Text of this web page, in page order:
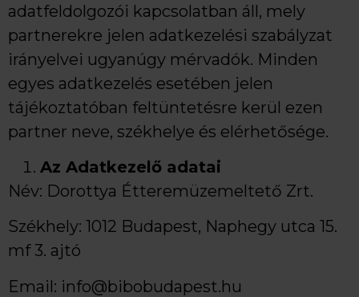
adatfeldolgozói kapcsolatban áll, mely
partnerekre jelen adatkezelési szabályzat
irányelvei ugyanúgy mérvadók. Minden
egyes adatkezelés esetében jelen
tájékoztatóban feltüntetésre kerül ezen
partner neve, székhelye és elérhetősége.
Az Adatkezelő adatai
Név: Dorottya Étteremüzemeltető Zrt.
Székhely: 1012 Budapest, Naphegy utca 15.
mf 3. ajtó
Email: info@bibobudapest.hu